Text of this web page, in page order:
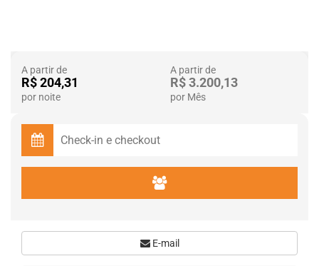
A partir de
R$ 204,31
por noite
A partir de
R$ 3.200,13
por Mês
E-mail